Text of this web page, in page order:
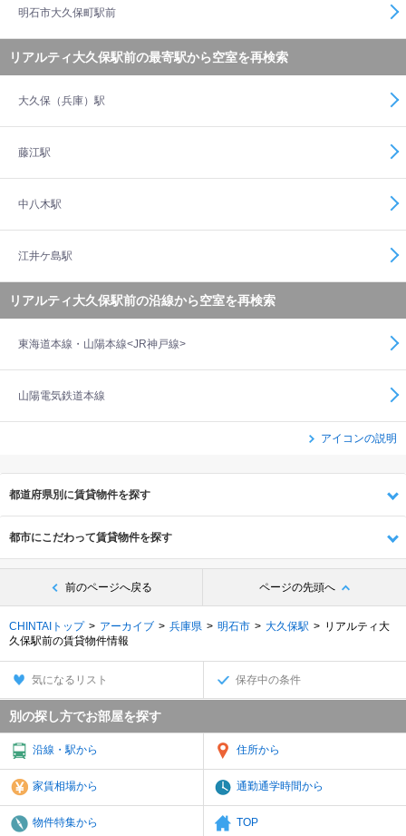
明石市大久保町駅前
リアルティ大久保駅前の最寄駅から空室を再検索
大久保（兵庫）駅
藤江駅
中八木駅
江井ケ島駅
リアルティ大久保駅前の沿線から空室を再検索
東海道本線・山陽本線<JR神戸線>
山陽電気鉄道本線
アイコンの説明
都道府県別に賃貸物件を探す
都市にこだわって賃貸物件を探す
前のページへ戻る ページの先頭へ
CHINTAIトップ アーカイブ 兵庫県 明石市 大久保駅
リアルティ大
久保駅前の賃貸物件情報
気になるリスト 保存中の条件
別の探し方でお部屋を探す
沿線・駅から 住所から
家賃相場から 通勤通学時間から
物件特集から TOP